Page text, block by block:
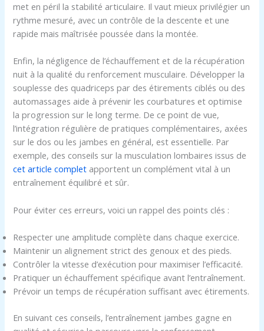
met en péril la stabilité articulaire. Il vaut mieux privilégier un
rythme mesuré, avec un contrôle de la descente et une
rapide mais maîtrisée poussée dans la montée.
Enfin, la négligence de l’échauffement et de la récupération
nuit à la qualité du renforcement musculaire. Développer la
souplesse des quadriceps par des étirements ciblés ou des
automassages aide à prévenir les courbatures et optimise
la progression sur le long terme. De ce point de vue,
l’intégration régulière de pratiques complémentaires, axées
sur le dos ou les jambes en général, est essentielle. Par
exemple, des conseils sur la musculation lombaires issus de
cet article complet apportent un complément vital à un
entraînement équilibré et sûr.
Pour éviter ces erreurs, voici un rappel des points clés :
Respecter une amplitude complète dans chaque exercice.
Maintenir un alignement strict des genoux et des pieds.
Contrôler la vitesse d’exécution pour maximiser l’efficacité.
Pratiquer un échauffement spécifique avant l’entraînement.
Prévoir un temps de récupération suffisant avec étirements.
En suivant ces conseils, l’entraînement jambes gagne en